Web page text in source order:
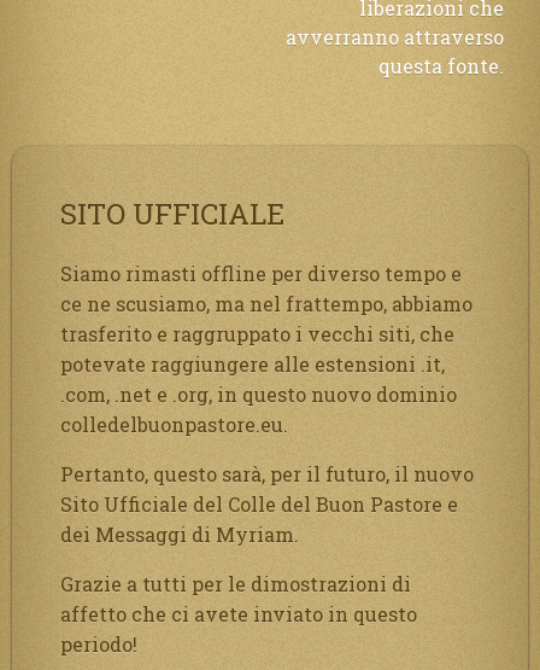
liberazioni che
avverranno attraverso
questa fonte.
SITO UFFICIALE
Siamo rimasti offline per diverso tempo e
ce ne scusiamo, ma nel frattempo, abbiamo
trasferito e raggruppato i vecchi siti, che
potevate raggiungere alle estensioni .it,
.com, .net e .org, in questo nuovo dominio
colledelbuonpastore.eu.
Pertanto, questo sarà, per il futuro, il nuovo
Sito Ufficiale del Colle del Buon Pastore e
dei Messaggi di Myriam.
Grazie a tutti per le dimostrazioni di
affetto che ci avete inviato in questo
periodo!